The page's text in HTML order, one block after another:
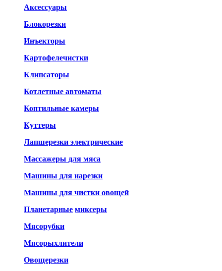
Аксессуары
Блокорезки
Инъекторы
Картофелечистки
Клипсаторы
Котлетные автоматы
Коптильные камеры
Куттеры
Лапшерезки электрические
Массажеры для мяса
Машины для нарезки
Машины для чистки овощей
Планетарные миксеры
Мясорубки
Мясорыхлители
Овощерезки